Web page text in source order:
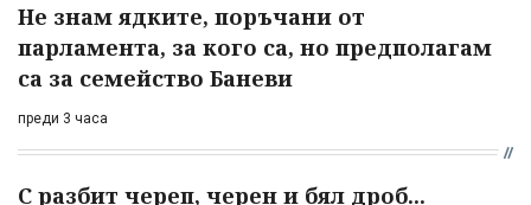
Не знам ядките, поръчани от
парламента, за кого са, но предполагам
са за семейство Баневи
преди 3 часа
С разбит череп, черен и бял дроб...